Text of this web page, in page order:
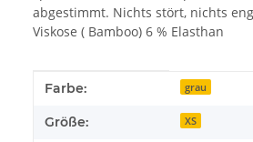
abgestimmt. Nichts stört, nichts
Viskose ( Bamboo) 6 % Elasthan
Produkteigenschaft
Wert
Farbe: grau
Größe: XS